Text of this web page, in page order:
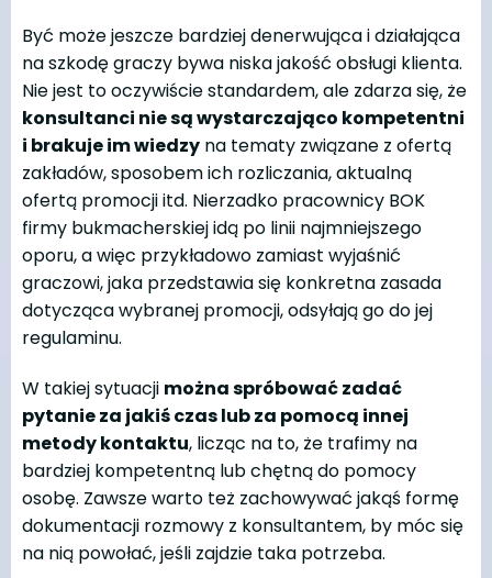
Być może jeszcze bardziej denerwująca i działająca
na szkodę graczy bywa niska jakość obsługi klienta.
Nie jest to oczywiście standardem, ale zdarza się, że
konsultanci nie są wystarczająco kompetentni
i brakuje im wiedzy na tematy związane z ofertą
zakładów, sposobem ich rozliczania, aktualną
ofertą promocji itd. Nierzadko pracownicy BOK
firmy bukmacherskiej idą po linii najmniejszego
oporu, a więc przykładowo zamiast wyjaśnić
graczowi, jaka przedstawia się konkretna zasada
dotycząca wybranej promocji, odsyłają go do jej
regulaminu.
W takiej sytuacji można spróbować zadać
pytanie za jakiś czas lub za pomocą innej
metody kontaktu, licząc na to, że trafimy na
bardziej kompetentną lub chętną do pomocy
osobę. Zawsze warto też zachowywać jakąś formę
dokumentacji rozmowy z konsultantem, by móc się
na nią powołać, jeśli zajdzie taka potrzeba.